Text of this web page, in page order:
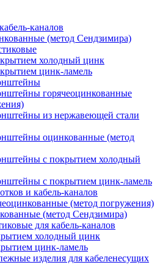
каналов
(метод Сендзимира)
холодный цинк
цинк-ламель
горячеоцинкованные
из нержавеющей стали
оцинкованные (метод
с покрытием холодный
с покрытием цинк-ламель
и кабель-каналов
(метод погружения)
(метод Сендзимира)
для кабель-каналов
холодный цинк
цинк-ламель
изделия для кабеленесущих